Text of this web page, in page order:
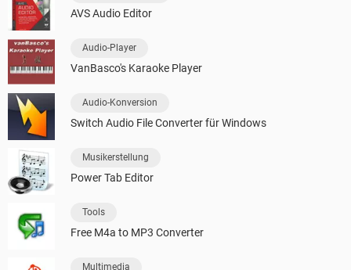
AVS Audio Editor
Audio-Player
VanBasco's Karaoke Player
Audio-Konversion
Switch Audio File Converter für Windows
Musikerstellung
Power Tab Editor
Tools
Free M4a to MP3 Converter
Multimedia